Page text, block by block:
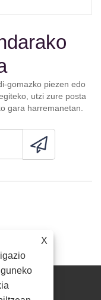
X
gomazko piezen edo
utzi zure posta
gara harremanetan.